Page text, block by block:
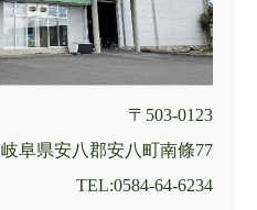
〒503-0123
岐阜県安八郡安八町南條77
TEL:0584-64-6234